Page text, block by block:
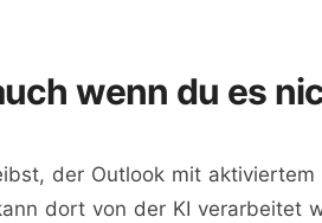
wenn du es
der Outlook mit
dort von der KI verarbeitet